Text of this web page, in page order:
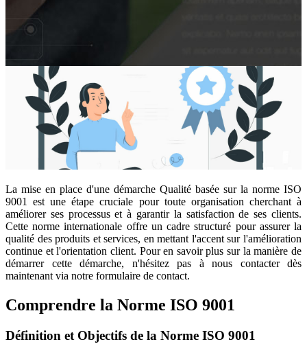
La mise en place d'une démarche Qualité basée sur la norme ISO
9001 est une étape cruciale pour toute organisation cherchant à
améliorer ses processus et à garantir la satisfaction de ses clients.
Cette norme internationale offre un cadre structuré pour assurer la
qualité des produits et services, en mettant l'accent sur l'amélioration
continue et l'orientation client. Pour en savoir plus sur la manière de
démarrer cette démarche, n'hésitez pas à nous contacter dès
maintenant via notre formulaire de contact.
Comprendre la Norme ISO 9001
Définition et Objectifs de la Norme ISO 9001